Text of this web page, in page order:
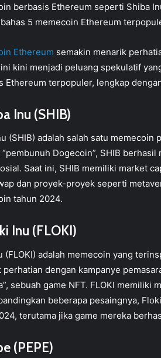
berbasis Ethereum seperti Shiba
5 memecoin Ethereum
Ethereum semakin menarik
kini menjadi peluang spekulatif
Ethereum terpopuler, lengkap
Inu (SHIB)
(SHIB) adalah salah satu
“pembunuh Dogecoin”, SHIB
Saat ini, SHIB memiliki market
dan proyek-proyek seperti
tahun 2024.
Inu (FLOKI)
(FLOKI) adalah memecoin yang
perhatian dengan kampanye
sebuah game NFT. FLOKI
beberapa pesaingnya,
terutama jika game mereka
(PEPE)